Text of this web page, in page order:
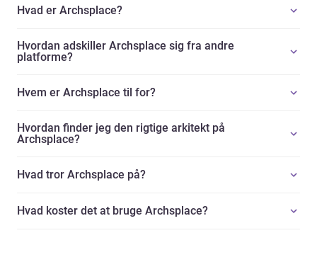
Hvad er Archsplace?
Hvordan adskiller Archsplace sig fra andre
platforme?
Hvem er Archsplace til for?
Hvordan finder jeg den rigtige arkitekt på
Archsplace?
Hvad tror Archsplace på?
Hvad koster det at bruge Archsplace?